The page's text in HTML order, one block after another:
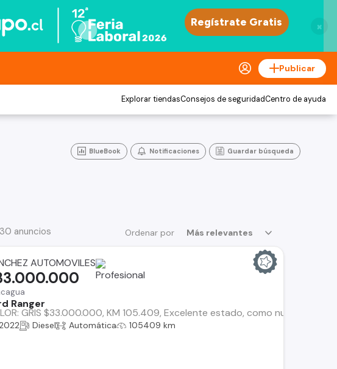
×
Publicar
Explorar tiendasConsejos de seguridadCentro de ayuda
BlueBook Notificaciones Guardar búsqueda
Ordenar por Más relevantes
anuncios
AUTOMOVILES
Ranger
GRIS $33.000.000, KM 105.409, Excelente estado, como nueva, kit
Diesel Automática 105409 km